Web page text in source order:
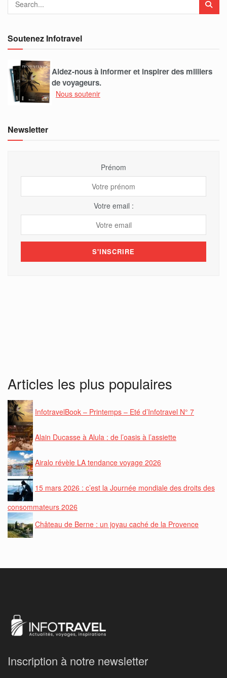
Soutenez Infotravel
Aidez-nous à informer et inspirer des milliers
de voyageurs.
Nous soutenir
Newsletter
Prénom
Votre email :
Articles les plus populaires
InfotravelBook – Printemps – Eté d’Infotravel N° 7
Alain Ducasse à Alula : de l’oasis à l’assiette
Airalo révèle LA tendance voyage 2026
15 mars 2026 : c’est la Journée mondiale des droits des
consommateurs 2026
Château de Berne : un joyau caché de la Provence
Inscription à notre newsletter